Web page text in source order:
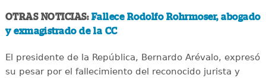
OTRAS NOTICIAS: Fallece Rodolfo Rohrmoser, abogado
y exmagistrado de la CC
El presidente de la República, Bernardo Arévalo, expresó
su pesar por el fallecimiento del reconocido jurista y